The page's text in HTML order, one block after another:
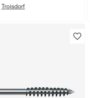
Troisdorf